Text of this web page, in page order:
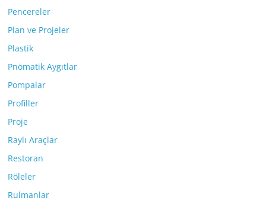
Pencereler
Plan ve Projeler
Plastik
Pnömatik Aygıtlar
Pompalar
Profiller
Proje
Raylı Araçlar
Restoran
Röleler
Rulmanlar